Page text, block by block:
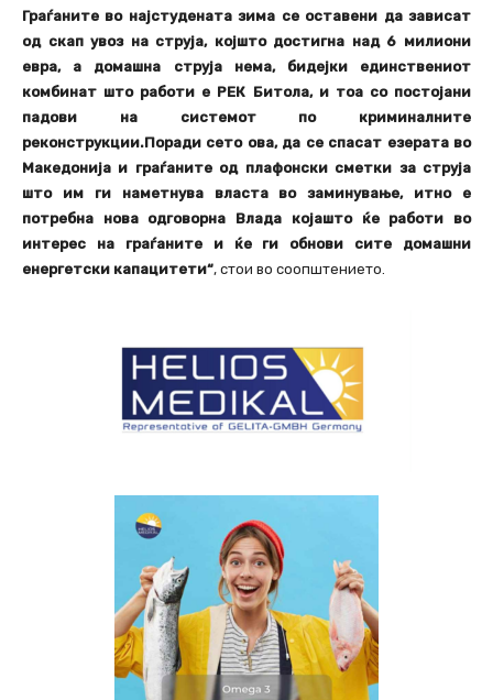
Граѓаните во најстудената зима се оставени да зависат
од скап увоз на струја, којшто достигна над 6 милиони
евра, а домашна струја нема, бидејки единствениот
комбинат што работи е РЕК Битола, и тоа со постојани
падови на системот по криминалните
реконструкции.Поради сето ова, да се спасат езерата во
Македонија и граѓаните од плафонски сметки за струја
што им ги наметнува власта во заминување, итно е
потребна нова одговорна Влада којашто ќе работи во
интерес на граѓаните и ќе ги обнови сите домашни
енергетски капацитети“, стои во соопштението.